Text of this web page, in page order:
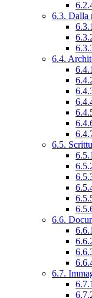
6.3. Dalla
6.4.
6.5.
6.6.
6.7.